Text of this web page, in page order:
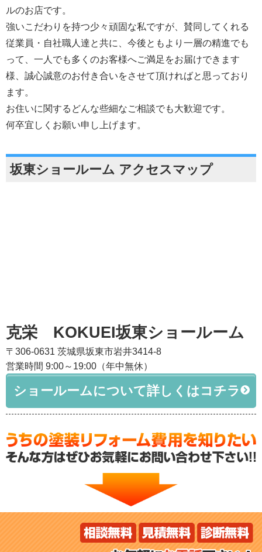
ルのお店です。
強いこだわりを持つ少々頑固な私ですが、賛同してくれる
従業員・自社職人達と共に、今後ともより一層の精進でも
って、一人でも多くのお客様へご満足をお届けできます
様、誠心誠意のお付き合いをさせて頂ければと思っており
ます。
お住いに関するどんな些細なご相談でも大歓迎です。
何卒宜しくお願い申し上げます。
坂東ショールーム アクセスマップ
克栄 KOKUEI坂東ショールーム
〒306-0631 茨城県坂東市岩井3414-8
営業時間 9:00～19:00（年中無休）
ショールームについて詳しくはコチラ